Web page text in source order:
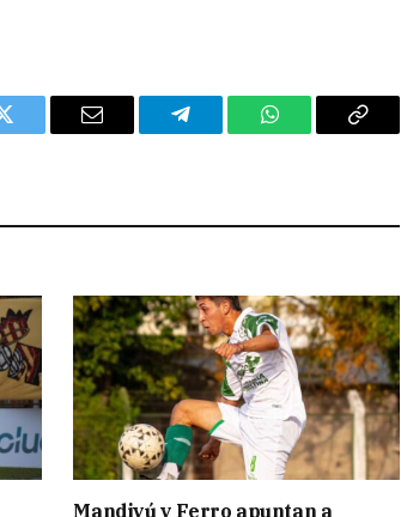
Twitter Email Telegram WhatsAppCopy
Mandiyú y Ferro apuntan a